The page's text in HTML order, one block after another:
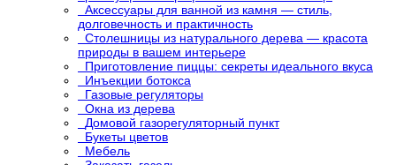
Аксессуары для ванной из камня — стиль,
долговечность и практичность
Столешницы из натурального дерева — красота
природы в вашем интерьере
Приготовление пиццы: секреты идеального вкуса
Инъекции ботокса
Газовые регуляторы
Окна из дерева
Домовой газорегуляторный пункт
Букеты цветов
Мебель